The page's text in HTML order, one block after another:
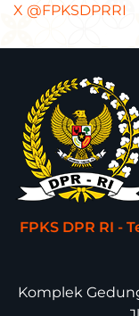
X @FPKSDPRRI
FPKS DPR RI -
Komplek